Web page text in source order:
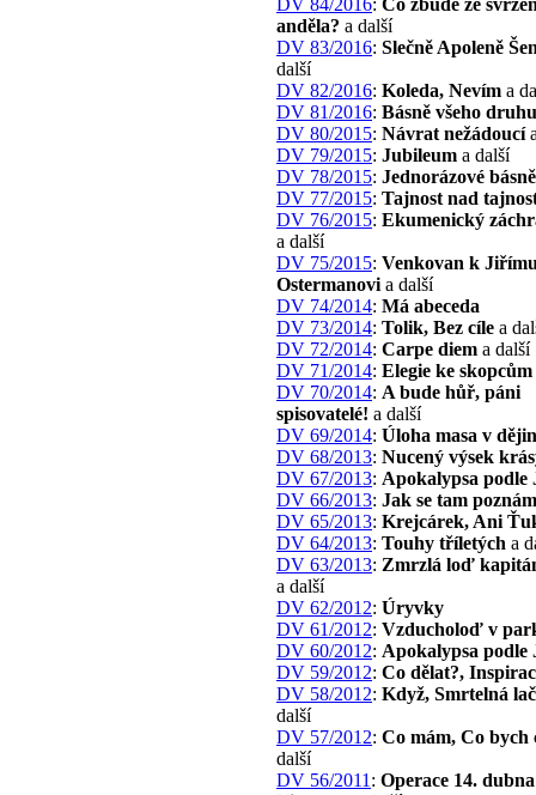
anděla? a další
DV 83/2016: Slečně Apoleně
další
DV 82/2016: Koleda, Nevím a
DV 81/2016: Básně všeho druhu
DV 80/2015: Návrat nežádoucí
DV 79/2015: Jubileum a další
DV 78/2015: Jednorázové básně
DV 77/2015: Tajnost nad
DV 76/2015: Ekumenický
a další
DV 75/2015: Venkovan k
Ostermanovi a další
DV 74/2014: Má abeceda
DV 73/2014: Tolik, Bez cíle a
DV 72/2014: Carpe diem a další
DV 71/2014: Elegie ke skopcům
DV 70/2014: A bude hůř, páni
spisovatelé! a další
DV 69/2014: Úloha masa v
DV 68/2013: Nucený výsek
DV 67/2013: Apokalypsa podle
DV 66/2013: Jak se tam
DV 65/2013: Krejcárek, Ani
DV 64/2013: Touhy tříletých a
DV 63/2013: Zmrzlá loď
a další
DV 62/2012: Úryvky
DV 61/2012: Vzducholoď v
DV 60/2012: Apokalypsa podle
DV 59/2012: Co dělat?,
DV 58/2012: Když, Smrtelná
další
DV 57/2012: Co mám, Co bych
další
DV 56/2011 : Operace 14.